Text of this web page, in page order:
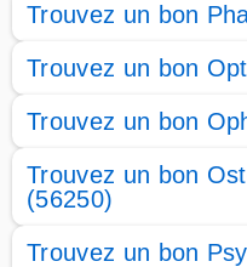
Trouvez un bon
Trouvez un bon
Trouvez un bon
Trouvez un bon
(56250)
Trouvez un bon